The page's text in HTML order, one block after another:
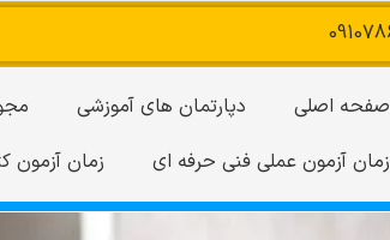
صفحه اصلی دپارتمان های آموزشی
زمان آزمون عملی فنی حرفه ای
زمان آزمون